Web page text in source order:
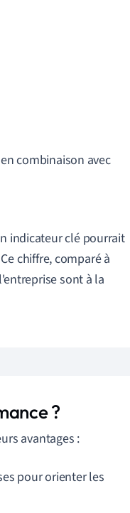
combinaison avec
indicateur clé pourrait
chiffre, comparé à
sont à la
?
avantages :
pour orienter les